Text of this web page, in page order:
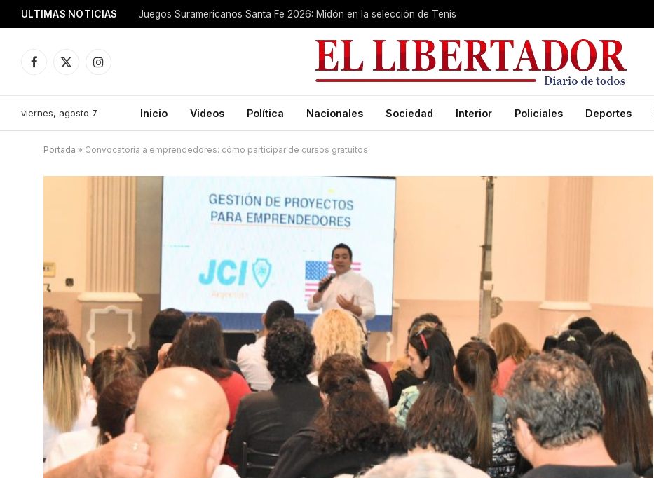
ULTIMAS NOTICIAS Juegos Suramericanos Santa Fe 2026: Midón en la selección de Tenis
Facebook
X
Instagram
viernes, agosto 7 Inicio Videos Política Nacionales Sociedad Interior Policiales Deportes
Portada » Convocatoria a emprendedores: cómo participar de cursos gratuitos